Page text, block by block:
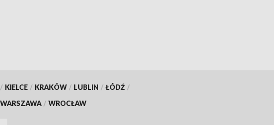
/ KIELCE / KRAKÓW / LUBLIN / ŁÓDŹ /
WARSZAWA / WROCŁAW